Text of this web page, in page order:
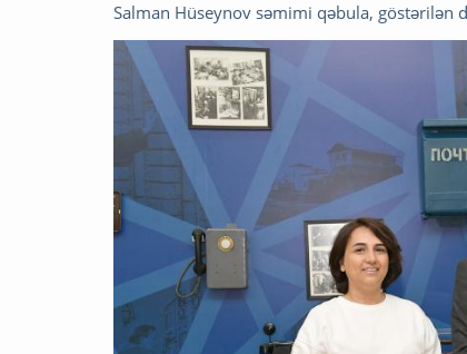
Salman Hüseynov səmimi qəbula, göstərilən